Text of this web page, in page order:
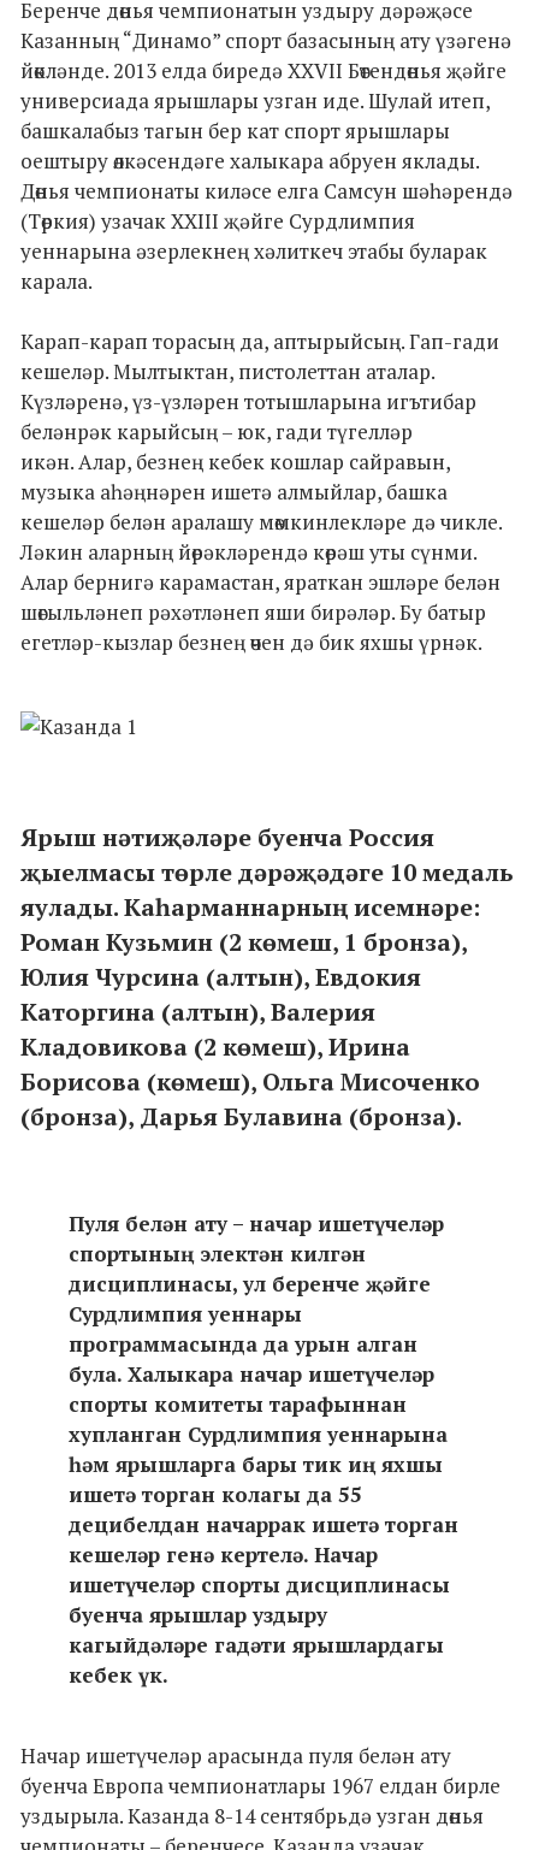
Беренче дөнья чемпионатын уздыру дәрәҗәсе
Казанның “Динамо” спорт базасының ату үзәгенә
йөкләнде. 2013 елда биредә XXVII Бөтендөнья җәйге
универсиада ярышлары узган иде. Шулай итеп,
башкалабыз тагын бер кат спорт ярышлары
оештыру өлкәсендәге халыкара абруен яклады.
Дөнья чемпионаты киләсе елга Самсун шәһәрендә
(Төркия) узачак XXIII җәйге Сурдлимпия
уеннарына әзерлекнең хәлиткеч этабы буларак
карала.
Карап-карап торасың да, аптырыйсың. Гап-гади
кешеләр. Мылтыктан, пистолеттан аталар.
Күзләренә, үз-үзләрен тотышларына игътибар
беләнрәк карыйсың – юк, гади түгелләр
икән. Алар, безнең кебек кошлар сайравын,
музыка аһәңнәрен ишетә алмыйлар, башка
кешеләр белән аралашу мөмкинлекләре дә чикле.
Ләкин аларның йөрәкләрендә көрәш уты сүнми.
Алар бернигә карамастан, яраткан эшләре белән
шөгыльләнеп рәхәтләнеп яши бирәләр. Бу батыр
егетләр-кызлар безнең өчен дә бик яхшы үрнәк.
Ярыш нәтиҗәләре буенча Россия
җыелмасы төрле дәрәҗәдәге 10 медаль
яулады. Каһарманнарның исемнәре:
Роман Кузьмин (2 көмеш, 1 бронза),
Юлия Чурсина (алтын), Евдокия
Каторгина (алтын), Валерия
Кладовикова (2 көмеш), Ирина
Борисова (көмеш), Ольга Мисоченко
(бронза), Дарья Булавина (бронза).
Пуля белән ату – начар ишетүчеләр
спортының электән килгән
дисциплинасы, ул беренче җәйге
Сурдлимпия уеннары
программасында да урын алган
була. Халыкара начар ишетүчеләр
спорты комитеты тарафыннан
хупланган Сурдлимпия уеннарына
һәм ярышларга бары тик иң яхшы
ишетә торган колагы да 55
децибелдан начаррак ишетә торган
кешеләр генә кертелә. Начар
ишетүчеләр спорты дисциплинасы
буенча ярышлар уздыру
кагыйдәләре гадәти ярышлардагы
кебек үк.
Начар ишетүчеләр арасында пуля белән ату
буенча Европа чемпионатлары 1967 елдан бирле
уздырыла. Казанда 8-14 сентябрьдә узган дөнья